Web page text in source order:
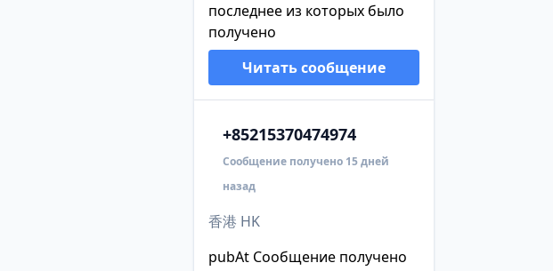
последнее из которых было
получено
Читать сообщение
+85215370474974
Сообщение получено 15 дней
назад
香港 HK
pubAt Сообщение получено